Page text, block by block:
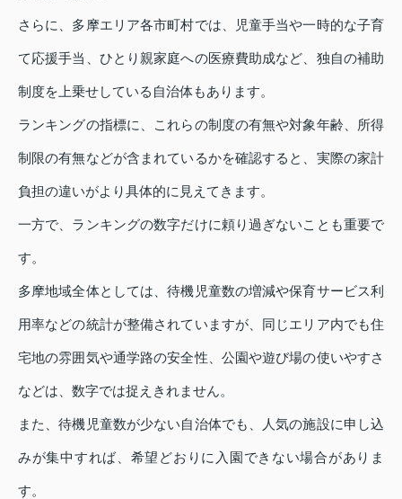
さらに、多摩エリア各市町村では、児童手当や一時的な子育
て応援手当、ひとり親家庭への医療費助成など、独自の補助
制度を上乗せしている自治体もあります。
ランキングの指標に、これらの制度の有無や対象年齢、所得
制限の有無などが含まれているかを確認すると、実際の家計
負担の違いがより具体的に見えてきます。
一方で、ランキングの数字だけに頼り過ぎないことも重要で
す。
多摩地域全体としては、待機児童数の増減や保育サービス利
用率などの統計が整備されていますが、同じエリア内でも住
宅地の雰囲気や通学路の安全性、公園や遊び場の使いやすさ
などは、数字では捉えきれません。
また、待機児童数が少ない自治体でも、人気の施設に申し込
みが集中すれば、希望どおりに入園できない場合がありま
す。